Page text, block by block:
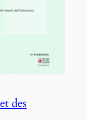
des